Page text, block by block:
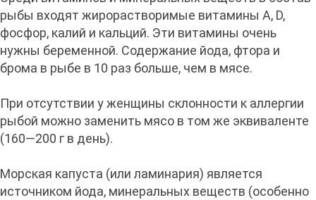
рыбы входят жирорастворимые витамины A, D,
фосфор, калий и кальций. Эти витамины очень
нужны беременной. Содержание йода, фтора и
брома в рыбе в 10 раз больше, чем в мясе.
При отсутствии у женщины склонности к аллергии
рыбой можно заменить мясо в том же эквиваленте
(160—200 г в день).
Морская капуста (или ламинария) является
источником йода, минеральных веществ (особенно